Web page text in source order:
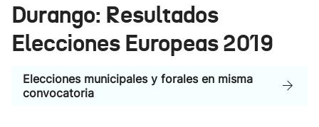
Ikusmiran
Durango: Resultados
Elecciones Europeas 2019
Elecciones municipales y forales en misma
convocatoria